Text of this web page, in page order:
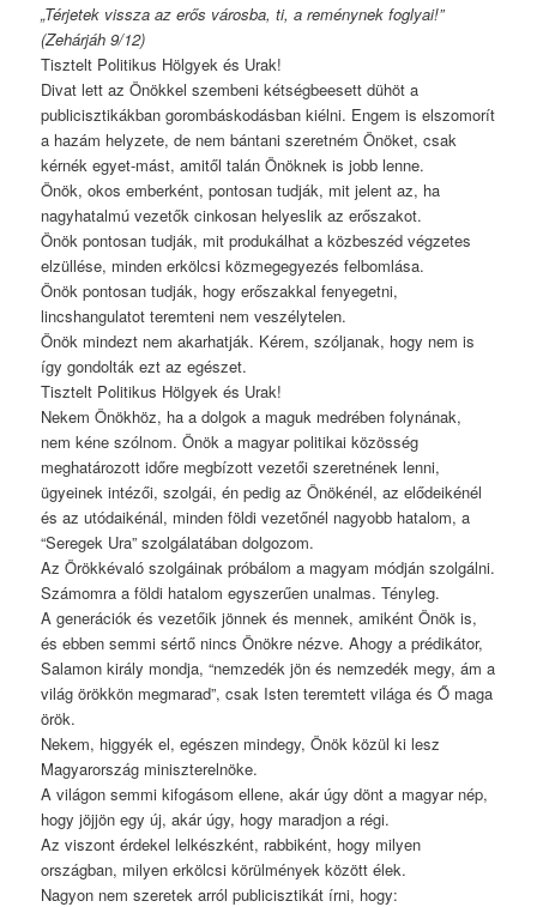
„Térjetek vissza az erős városba, ti, a reménynek foglyai!”
(Zehárjáh 9/12)
Tisztelt Politikus Hölgyek és Urak!
Divat lett az Önökkel szembeni kétségbeesett dühöt a
publicisztikákban gorombáskodásban kiélni. Engem is elszomorít
a hazám helyzete, de nem bántani szeretném Önöket, csak
kérnék egyet-mást, amitől talán Önöknek is jobb lenne.
Önök, okos emberként, pontosan tudják, mit jelent az, ha
nagyhatalmú vezetők cinkosan helyeslik az erőszakot.
Önök pontosan tudják, mit produkálhat a közbeszéd végzetes
elzüllése, minden erkölcsi közmegegyezés felbomlása.
Önök pontosan tudják, hogy erőszakkal fenyegetni,
lincshangulatot teremteni nem veszélytelen.
Önök mindezt nem akarhatják. Kérem, szóljanak, hogy nem is
így gondolták ezt az egészet.
Tisztelt Politikus Hölgyek és Urak!
Nekem Önökhöz, ha a dolgok a maguk medrében folynának,
nem kéne szólnom. Önök a magyar politikai közösség
meghatározott időre megbízott vezetői szeretnének lenni,
ügyeinek intézői, szolgái, én pedig az Önökénél, az elődeikénél
és az utódaikénál, minden földi vezetőnél nagyobb hatalom, a
“Seregek Ura” szolgálatában dolgozom.
Az Örökkévaló szolgáinak próbálom a magyam módján szolgálni.
Számomra a földi hatalom egyszerűen unalmas. Tényleg.
A generációk és vezetőik jönnek és mennek, amiként Önök is,
és ebben semmi sértő nincs Önökre nézve. Ahogy a prédikátor,
Salamon király mondja, “nemzedék jön és nemzedék megy, ám a
világ örökkön megmarad”, csak Isten teremtett világa és Ő maga
örök.
Nekem, higgyék el, egészen mindegy, Önök közül ki lesz
Magyarország miniszterelnöke.
A világon semmi kifogásom ellene, akár úgy dönt a magyar nép,
hogy jöjjön egy új, akár úgy, hogy maradjon a régi.
Az viszont érdekel lelkészként, rabbiként, hogy milyen
országban, milyen erkölcsi körülmények között élek.
Nagyon nem szeretek arról publicisztikát írni, hogy: